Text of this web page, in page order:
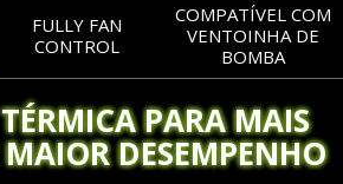
FULLY FAN
CONTROL
COMPATÍVEL COM
VENTOINHA DE
BOMBA
PARA MAIS
DESEMPENHO